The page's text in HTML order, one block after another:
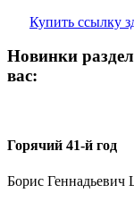
Купить ссылку
Новинки
вас:
Горячий 41-й год
Борис Геннадьевич